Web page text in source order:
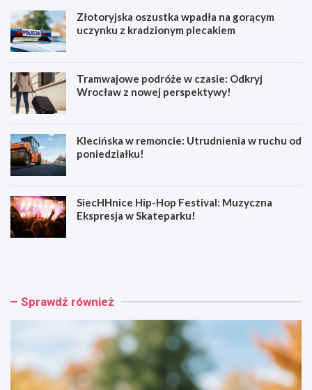
Złotoryjska oszustka wpadła na gorącym
uczynku z kradzionym plecakiem
Tramwajowe podróże w czasie: Odkryj
Wrocław z nowej perspektywy!
Klecińska w remoncie: Utrudnienia w ruchu od
poniedziałku!
SiecHHnice Hip-Hop Festival: Muzyczna
Ekspresja w Skateparku!
Z
r
a
T
a
p
Sprawdź również